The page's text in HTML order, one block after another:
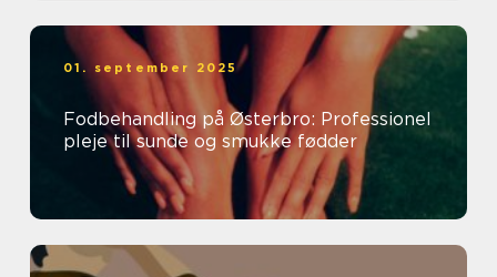
01. september 2025
Fodbehandling på Østerbro: Professionel
pleje til sunde og smukke fødder